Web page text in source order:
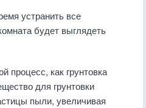
устранить все
будет выглядеть
процесс, как грунтовка
для грунтовки
пыли, увеличивая